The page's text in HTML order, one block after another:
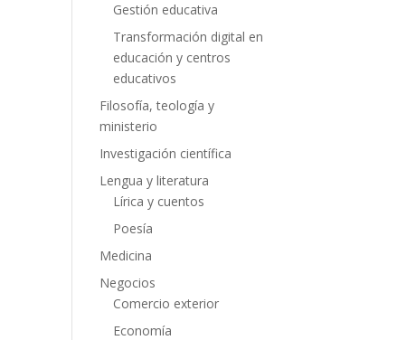
Gestión educativa
Transformación digital en
educación y centros
educativos
Filosofía, teología y
ministerio
Investigación científica
Lengua y literatura
Lírica y cuentos
Poesía
Medicina
Negocios
Comercio exterior
Economía